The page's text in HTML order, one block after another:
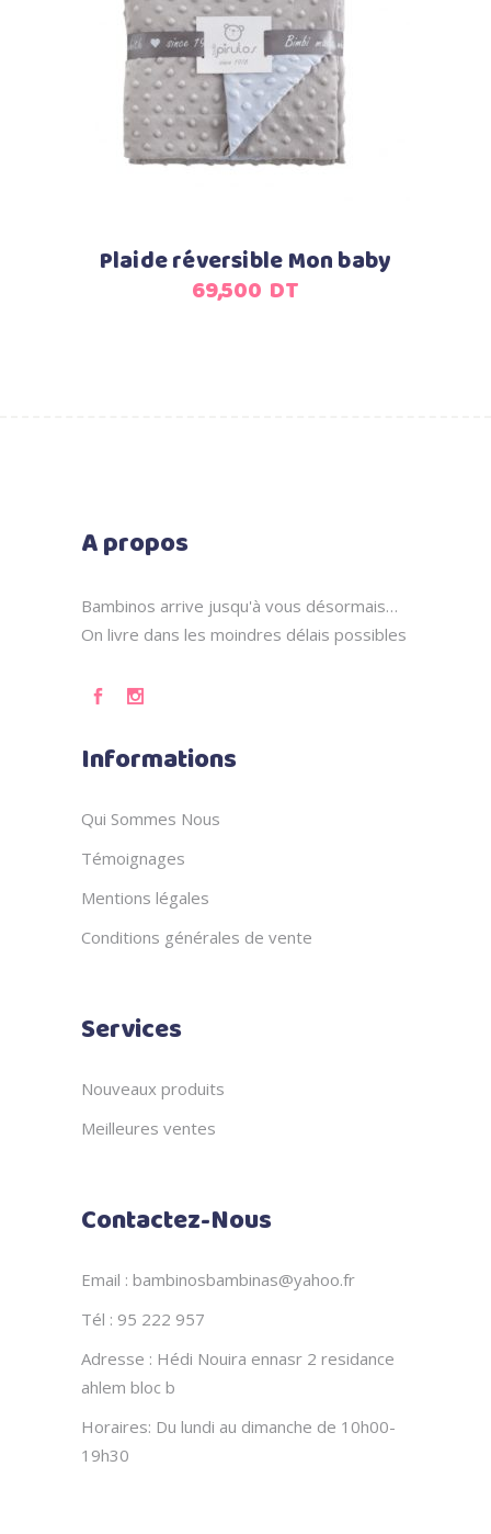
Ajouter au panier
Plaide réversible Mon baby
69,500 DT
A propos
Bambinos arrive jusqu'à vous désormais…
On livre dans les moindres délais possibles
Informations
Qui Sommes Nous
Témoignages
Mentions légales
Conditions générales de vente
Services
Nouveaux produits
Meilleures ventes
Contactez-Nous
Email : bambinosbambinas@yahoo.fr
Tél : 95 222 957
Adresse : Hédi Nouira ennasr 2 residance
ahlem bloc b
Horaires: Du lundi au dimanche de 10h00-
19h30